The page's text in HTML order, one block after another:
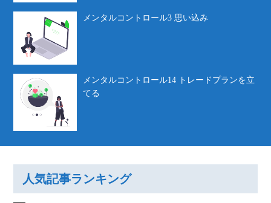
メンタルコントロール3 思い込み
メンタルコントロール14 トレードプランを立
てる
人気記事ランキング